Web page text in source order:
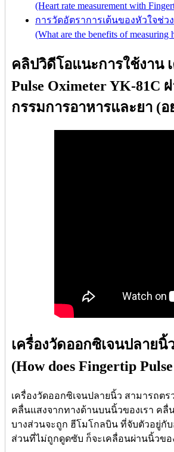
(Heart rate measurement with
การวัดอัตราการเต้นของหัวใจช่ว
(What are the benefits of measuring
คลิปวิดีโอแนะการใช้งาน
Pulse Oximeter YK-
กรรมการอาหารและยา (อ
เครื่องวัดออกซิเจนปลายนิ้
(How does Fingertip
เครื่องวัดออกซิเจนปลายนิ้ว สามารถต
คลื่นแสงจากทางด้านบนนิ้วของเรา ค
บางส่วนจะถูก ฮีโมโกลบิน ที่จับตัวอยู่กับ
ส่วนที่ไม่ถูกดูดซับ ก็จะเคลื่อนผ่านนิ้วขอ